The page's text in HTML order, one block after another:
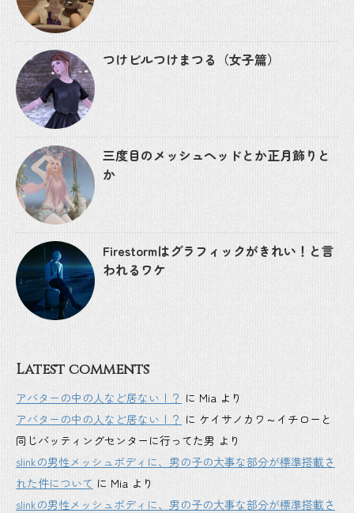
つけビルつけまつる（女子篇）
三度目のメッシュヘッドとか正月飾りと
か
Firestormはグラフィックがきれい！と言
われるワケ
Latest comments
アバターの中の人など居ない！？ に Mia より
アバターの中の人など居ない！？ に ケイサノカワ～イチローと
同じバッティングセンターに行ってた男 より
slinkの男性メッシュボディに、男の子の大事な部分が標準搭載さ
れた件について に Mia より
slinkの男性メッシュボディに、男の子の大事な部分が標準搭載さ